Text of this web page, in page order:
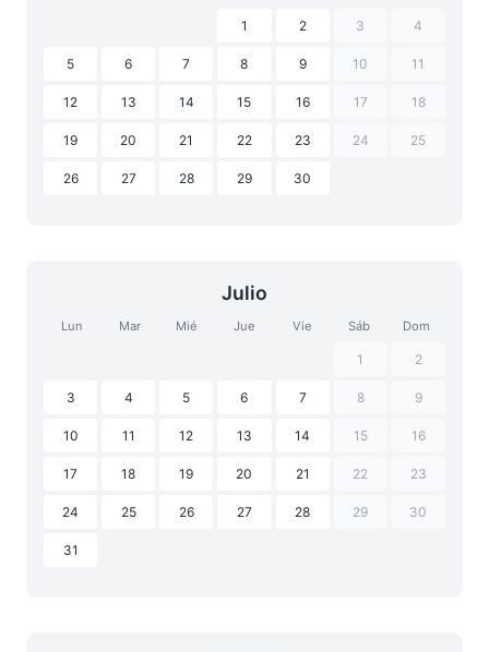
1 2 3 4
5 6 7 8 9 10 11
12 13 14 15 16 17 18
19 20 21 22 23 24 25
26 27 28 29 30
Julio
Lun Mar Mié Jue Vie Sáb Dom
1 2
3 4 5 6 7 8 9
10 11 12 13 14 15 16
17 18 19 20 21 22 23
24 25 26 27 28 29 30
31